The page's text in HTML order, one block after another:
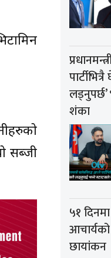
सब्जी
शंका
५१
आचार्यको
छायांकन